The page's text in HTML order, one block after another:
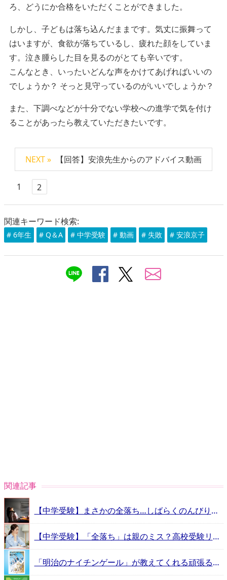
ろ、どうにか合格をいただくことができました。
しかし、子どもは落ち込んだままです。気丈に振舞って
はいますが、食欲が落ちているし、疲れた顔をしていま
す。泣き腫らした目を見るのがとても辛いです。
こんなとき、いったいどんな声をかけてあげればいいの
でしょうか？ そっと見守っているのがいいでしょうか？
また、下調べなどが十分でない学校への進学で気を付け
ることがあったら教えていただきたいです。
NEXT » 【回答】安浪先生からのアドバイス動画
1 2
関連キーワード検索:
# 6年生 # Q＆A # 中学受験 # 動画 # 失敗 # 安浪京子
関連記事
【中学受験】まさかの全落ち…しばらくのんびりさせていい？ 2.安浪京子先生からのアドバイス
【中学受験】「全落ち」は親のミス？高校受験リベンジに気持ちを切り替える方法 2.安浪京子先生からのアドバイス
「明治のナイチンゲール」が教えてくれる頑張るヒントとは？